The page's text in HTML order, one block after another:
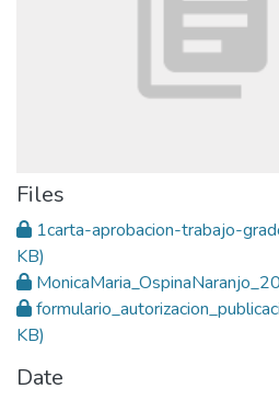
Files
1carta-aprobacion-trabajo-
KB)
KB)
Date